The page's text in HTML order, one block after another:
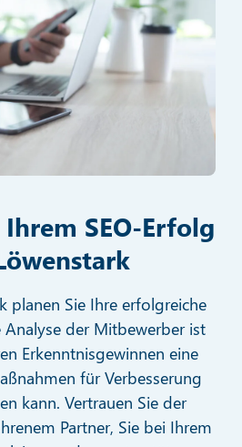
SEO-Erfolg
planen Sie Ihre erfolgreiche
Analyse der Mitbewerber ist
Erkenntnisgewinnen eine
für Verbesserung
kann. Vertrauen Sie der
Partner, Sie bei Ihrem